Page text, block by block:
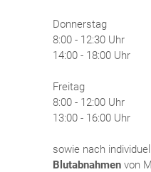
Donnerstag
8:00 - 12:30 Uhr
14:00 - 18:00 Uhr
Freitag
8:00 - 12:00 Uhr
13:00 - 16:00 Uhr
sowie nach
Blutabnahmen von